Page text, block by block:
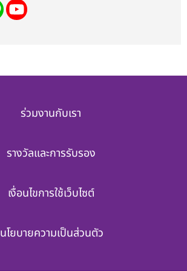
ร่วมงานกับเรา
รางวัลและการรับรอง
เงื่อนไขการใช้เว็บไซต์
นโยบายความเป็นส่วนตัว